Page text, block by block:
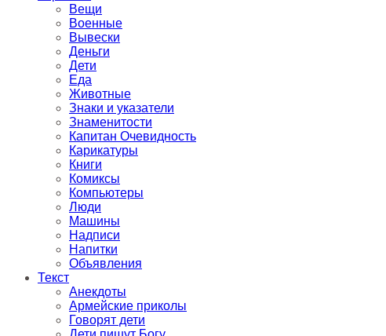
Вещи
Военные
Вывески
Деньги
Дети
Еда
Животные
Знаки и указатели
Знаменитости
Капитан Очевидность
Карикатуры
Книги
Комиксы
Компьютеры
Люди
Машины
Надписи
Напитки
Объявления
Текст
Анекдоты
Армейские приколы
Говорят дети